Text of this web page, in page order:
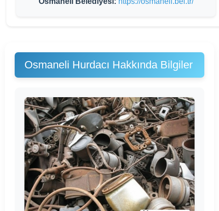
Osmaneli Hurdacı Hakkında Bilgiler